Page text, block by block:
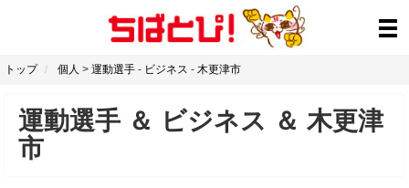
トップ 個人 > 運動選手 - ビジネス - 木更津市
運動選手 ＆ ビジネス ＆ 木更津
市